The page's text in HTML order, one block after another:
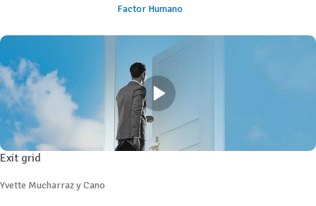
Factor Humano
Exit grid
Yvette Mucharraz y Cano